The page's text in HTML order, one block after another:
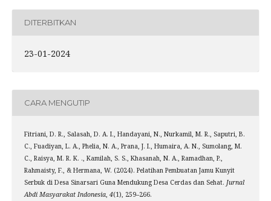
DITERBITKAN
23-01-2024
CARA MENGUTIP
Fitriani, D. R., Salasah, D. A. I., Handayani, N., Nurkamil, M. R., Saputri, B.
C., Fuadiyan, L. A., Phelia, N. A., Prana, J. I., Humaira, A. N., Sumolang, M.
C., Raisya, M. R. K. ., Kamilah, S. S., Khasanah, N. A., Ramadhan, P.,
Rahmaisty, F., & Hermana, W. (2024). Pelatihan Pembuatan Jamu Kunyit
Serbuk di Desa Sinarsari Guna Mendukung Desa Cerdas dan Sehat. Jurnal
Abdi Masyarakat Indonesia, 4(1), 259–266.